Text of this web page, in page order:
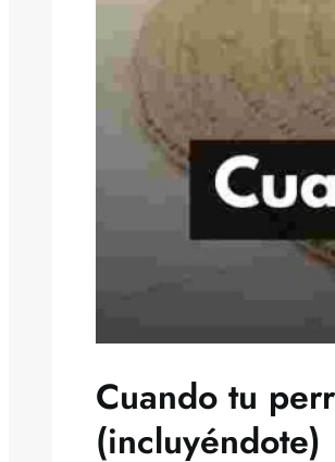
Cuando tu
(incluyéndote)